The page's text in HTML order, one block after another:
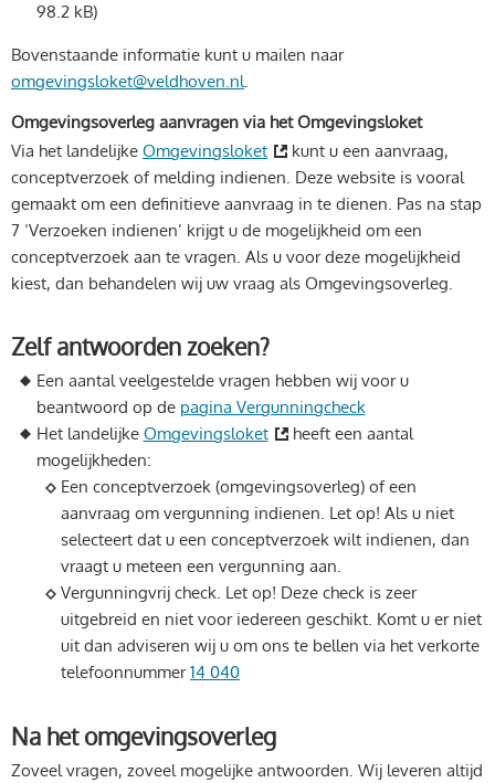
98.2 kB)
Bovenstaande informatie kunt u mailen naar
omgevingsloket@veldhoven.nl.
Omgevingsoverleg aanvragen via het Omgevingsloket
Via het landelijke Omgevingsloket
kunt u een aanvraag,
conceptverzoek of melding indienen. Deze website is vooral
gemaakt om een definitieve aanvraag in te dienen. Pas na stap
7 ‘Verzoeken indienen’ krijgt u de mogelijkheid om een
conceptverzoek aan te vragen. Als u voor deze mogelijkheid
kiest, dan behandelen wij uw vraag als Omgevingsoverleg.
Zelf antwoorden zoeken?
Een aantal veelgestelde vragen hebben wij voor u
beantwoord op de pagina Vergunningcheck
Het landelijke Omgevingsloket
heeft een aantal
mogelijkheden:
Een conceptverzoek (omgevingsoverleg) of een
aanvraag om vergunning indienen. Let op! Als u niet
selecteert dat u een conceptverzoek wilt indienen, dan
vraagt u meteen een vergunning aan.
Vergunningvrij check. Let op! Deze check is zeer
uitgebreid en niet voor iedereen geschikt. Komt u er niet
uit dan adviseren wij u om ons te bellen via het verkorte
telefoonnummer14 040
Na het omgevingsoverleg
Zoveel vragen, zoveel mogelijke antwoorden. Wij leveren altijd